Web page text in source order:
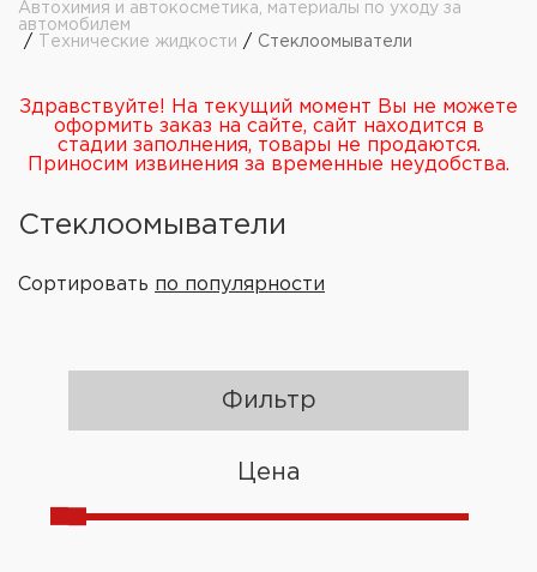
Автохимия и автокосметика, материалы по уходу за
автомобилем
/
Технические жидкости / Стеклоомыватели
Здравствуйте! На текущий момент Вы не можете
оформить заказ на сайте, сайт находится в
стадии заполнения, товары не продаются.
Приносим извинения за временные неудобства.
Стеклоомыватели
Сортировать по популярности
Фильтр
Цена